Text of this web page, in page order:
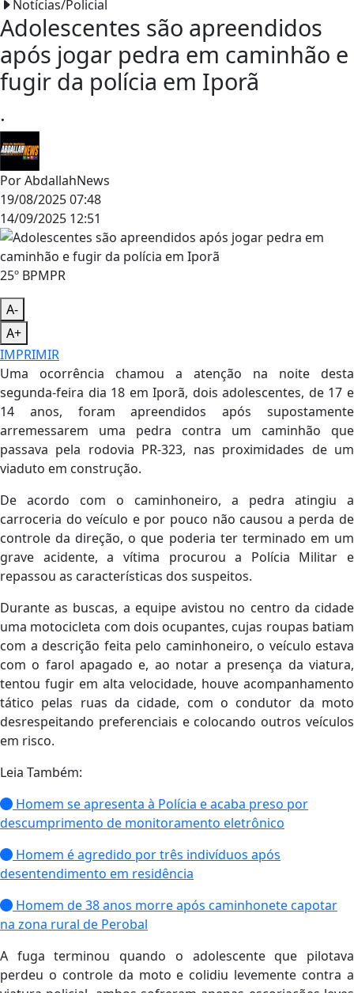
Notícias/Policial
Adolescentes são apreendidos
após jogar pedra em caminhão e
fugir da polícia em Iporã
.
PorAbdallahNews
19/08/2025 07:48
14/09/2025 12:51
25º BPMPR
A-
A+
IMPRIMIR
Uma ocorrência chamou a atenção na noite desta
segunda-feira dia 18 em Iporã, dois adolescentes, de 17 e
14 anos, foram apreendidos após supostamente
arremessarem uma pedra contra um caminhão que
passava pela rodovia PR-323, nas proximidades de um
viaduto em construção.
De acordo com o caminhoneiro, a pedra atingiu a
carroceria do veículo e por pouco não causou a perda de
controle da direção, o que poderia ter terminado em um
grave acidente, a vítima procurou a Polícia Militar e
repassou as características dos suspeitos.
Durante as buscas, a equipe avistou no centro da cidade
uma motocicleta com dois ocupantes, cujas roupas batiam
com a descrição feita pelo caminhoneiro, o veículo estava
com o farol apagado e, ao notar a presença da viatura,
tentou fugir em alta velocidade, houve acompanhamento
tático pelas ruas da cidade, com o condutor da moto
desrespeitando preferenciais e colocando outros veículos
em risco.
Leia Também:
Homem se apresenta à Polícia e acaba preso por
descumprimento de monitoramento eletrônico
Homem é agredido por três indivíduos após
desentendimento em residência
Homem de 38 anos morre após caminhonete capotar
na zona rural de Perobal
A fuga terminou quando o adolescente que pilotava
perdeu o controle da moto e colidiu levemente contra a